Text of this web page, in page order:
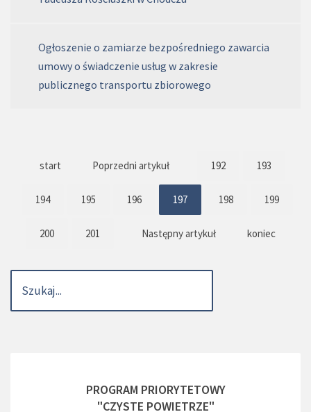
Ogłoszenie o zamiarze bezpośredniego zawarcia
umowy o świadczenie usług w zakresie
publicznego transportu zbiorowego
start Poprzedni artykuł 192 193
194 195 196 197 198 199
200 201 Następny artykuł koniec
PROGRAM PRIORYTETOWY
"CZYSTE POWIETRZE"